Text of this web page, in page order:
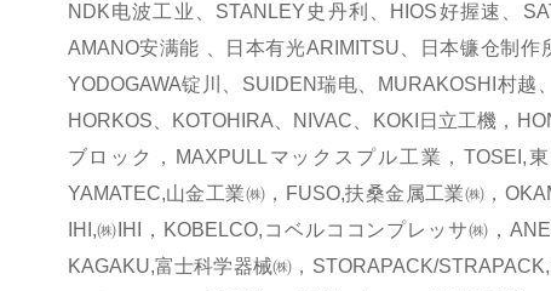
NDK电波工业、STANLEY史丹利、HIOS好握速、
AMANO安满能 、日本有光ARIMITSU、日本镰仓制作
YODOGAWA锭川、SUIDEN瑞电、MURAKOSHI村越
HORKOS、KOTOHIRA、NIVAC、KOKI日立工機，
ブロック，MAXPULLマックスプル工業，TOSEI,
YAMATEC,山金工業㈱，FUSO,扶桑金属工業㈱，
IHI,㈱IHI，KOBELCO,コベルココンプレッサ㈱，
KAGAKU,富士科学器械㈱，STORAPACK/